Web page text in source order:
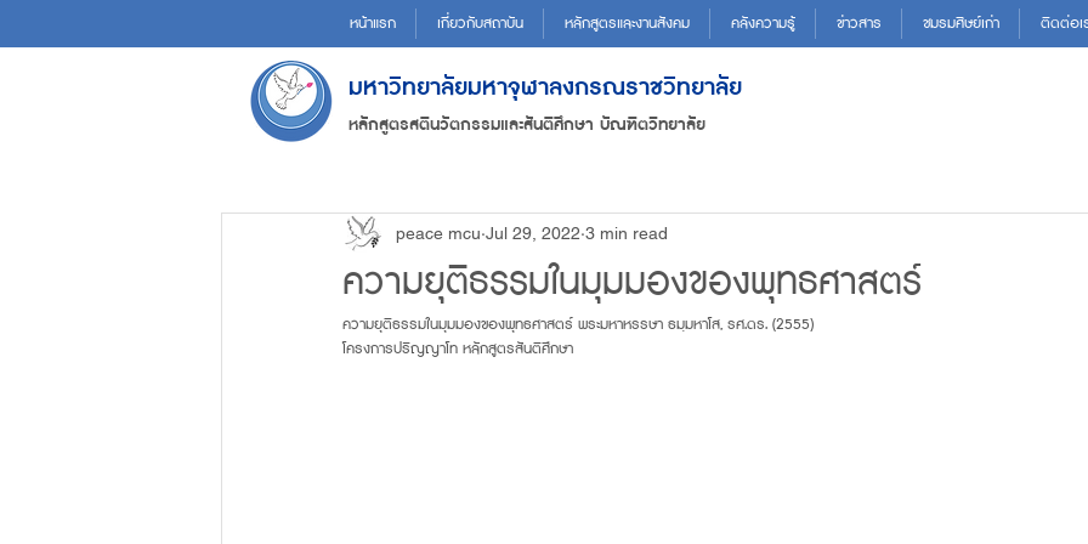
หน้าแรก เกี่ยวกับสถาบัน หลักสูตรและงานสังคม คลังความรู้ ข่าวสาร ชมรมศิษย์เก่า ติดต่อเ
มหาวิทยาลัยมหาจุฬาลงกรณราชวิทยาลัย
หลักสูตรสตินวัตกรรมและสันติศึกษา บัณฑิตวิทยาลัย
ความยุติธรรมในมุมมองของพุทธศาสตร์
peace mcu Jul 29, 2022 3 min read
ความยุติธรรมในมุมมองของพุทธศาสตร์ พระมหาหรรษา ธมฺมหาโส, รศ.ดร. (2555)
โครงการปริญญาโท หลักสูตรสันติศึกษา